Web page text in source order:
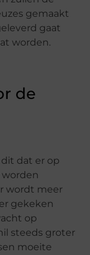
gemaakt
gaat
worden.
de
dat er op
wordt meer
gekeken
op
steeds groter
moeite